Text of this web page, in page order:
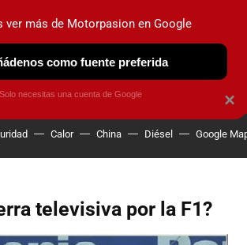
ELÉCTRICOS OBSERVATORIO
Calor China Diésel Google
televisiva por la F1?
×
ver más de Motorpasion en Google
como fuente preferida
Solo necesitas una cuenta de Google